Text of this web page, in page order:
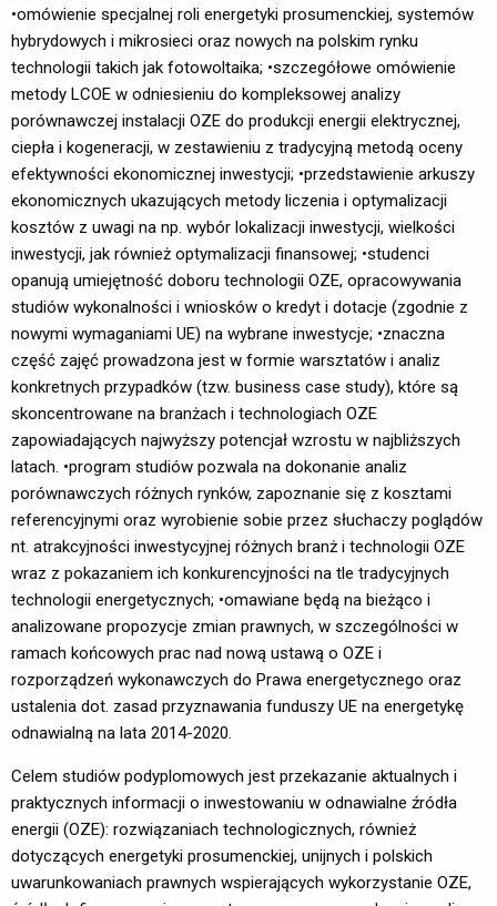
•omówienie specjalnej roli energetyki prosumenckiej, systemów
hybrydowych i mikrosieci oraz nowych na polskim rynku
technologii takich jak fotowoltaika; •szczegółowe omówienie
metody LCOE w odniesieniu do kompleksowej analizy
porównawczej instalacji OZE do produkcji energii elektrycznej,
ciepła i kogeneracji, w zestawieniu z tradycyjną metodą oceny
efektywności ekonomicznej inwestycji; •przedstawienie arkuszy
ekonomicznych ukazujących metody liczenia i optymalizacji
kosztów z uwagi na np. wybór lokalizacji inwestycji, wielkości
inwestycji, jak również optymalizacji finansowej; •studenci
opanują umiejętność doboru technologii OZE, opracowywania
studiów wykonalności i wniosków o kredyt i dotacje (zgodnie z
nowymi wymaganiami UE) na wybrane inwestycje; •znaczna
część zajęć prowadzona jest w formie warsztatów i analiz
konkretnych przypadków (tzw. business case study), które są
skoncentrowane na branżach i technologiach OZE
zapowiadających najwyższy potencjał wzrostu w najbliższych
latach. •program studiów pozwala na dokonanie analiz
porównawczych różnych rynków, zapoznanie się z kosztami
referencyjnymi oraz wyrobienie sobie przez słuchaczy poglądów
nt. atrakcyjności inwestycyjnej różnych branż i technologii OZE
wraz z pokazaniem ich konkurencyjności na tle tradycyjnych
technologii energetycznych; •omawiane będą na bieżąco i
analizowane propozycje zmian prawnych, w szczególności w
ramach końcowych prac nad nową ustawą o OZE i
rozporządzeń wykonawczych do Prawa energetycznego oraz
ustalenia dot. zasad przyznawania funduszy UE na energetykę
odnawialną na lata 2014-2020.
Celem studiów podyplomowych jest przekazanie aktualnych i
praktycznych informacji o inwestowaniu w odnawialne źródła
energii (OZE): rozwiązaniach technologicznych, również
dotyczących energetyki prosumenckiej, unijnych i polskich
uwarunkowaniach prawnych wspierających wykorzystanie OZE,